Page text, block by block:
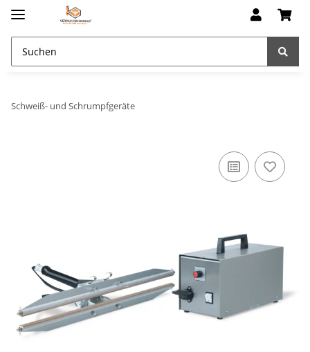
Schweiß- und Schrumpfgeräte